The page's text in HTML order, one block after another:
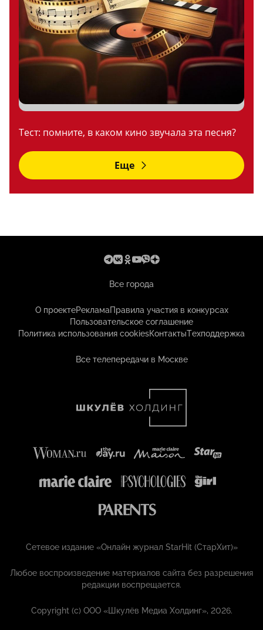
Тест: помните, в каком кино звучала эта песня?
Еще
Все города
О проектеРекламаПравила участия в конкурсах
Пользовательское соглашение
Политика использования cookiesКонтактыТехподдержка
Все телепередачи в Москве
Сетевое издание «Онлайн журнал StarHit (СтарХит)»
Любое воспроизведение материалов сайта без разрешения
редакции воспрещается.
Copyright (с) ООО «Шкулёв Медиа Холдинг», 2026.